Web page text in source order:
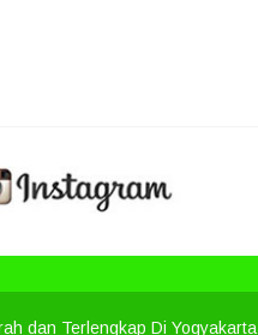
dan Terlengkap Di Yogyakarta